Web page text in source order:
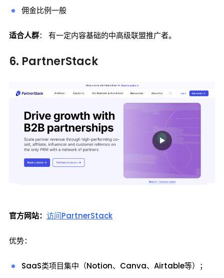
佣金比例一般
适合人群： 有一定内容基础的中高级联盟推广者。
6. PartnerStack
官方网站： 访问PartnerStack
优势：
SaaS类项目集中（Notion、Canva、Airtable等）；